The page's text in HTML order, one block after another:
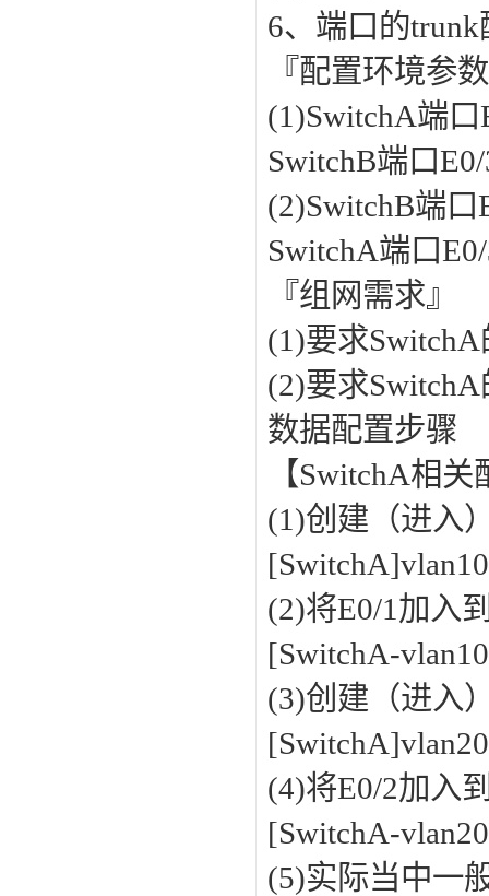
6、端口的
『配置环境参
(1)SwitchA端
SwitchB端口
(2)SwitchB端口
SwitchA端口
『组网需求』
(1)要求
(2)要求
数据配置步骤
【SwitchA相
(1)创建（进入
(2)将E0/1加入
[SwitchA-
(3)创建（进入
(4)将E0/2加入
[SwitchA-
(5)实际当中一